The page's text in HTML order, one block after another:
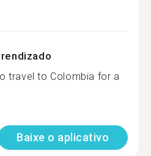
travel to Colombia for a
Baixe o aplicativo